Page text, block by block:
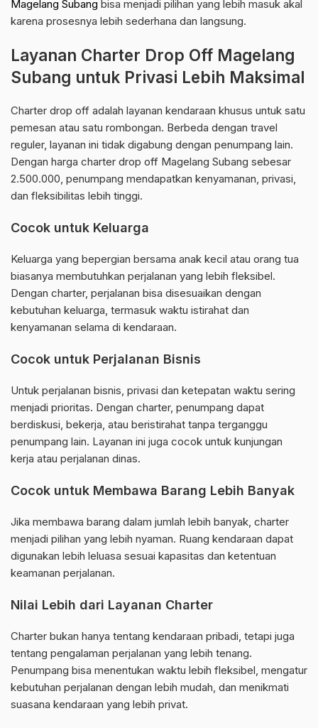
Magelang Subang bisa menjadi pilihan yang lebih masuk akal
karena prosesnya lebih sederhana dan langsung.
Layanan Charter Drop Off Magelang
Subang untuk Privasi Lebih Maksimal
Charter drop off adalah layanan kendaraan khusus untuk satu
pemesan atau satu rombongan. Berbeda dengan travel
reguler, layanan ini tidak digabung dengan penumpang lain.
Dengan harga charter drop off Magelang Subang sebesar
2.500.000, penumpang mendapatkan kenyamanan, privasi,
dan fleksibilitas lebih tinggi.
Cocok untuk Keluarga
Keluarga yang bepergian bersama anak kecil atau orang tua
biasanya membutuhkan perjalanan yang lebih fleksibel.
Dengan charter, perjalanan bisa disesuaikan dengan
kebutuhan keluarga, termasuk waktu istirahat dan
kenyamanan selama di kendaraan.
Cocok untuk Perjalanan Bisnis
Untuk perjalanan bisnis, privasi dan ketepatan waktu sering
menjadi prioritas. Dengan charter, penumpang dapat
berdiskusi, bekerja, atau beristirahat tanpa terganggu
penumpang lain. Layanan ini juga cocok untuk kunjungan
kerja atau perjalanan dinas.
Cocok untuk Membawa Barang Lebih Banyak
Jika membawa barang dalam jumlah lebih banyak, charter
menjadi pilihan yang lebih nyaman. Ruang kendaraan dapat
digunakan lebih leluasa sesuai kapasitas dan ketentuan
keamanan perjalanan.
Nilai Lebih dari Layanan Charter
Charter bukan hanya tentang kendaraan pribadi, tetapi juga
tentang pengalaman perjalanan yang lebih tenang.
Penumpang bisa menentukan waktu lebih fleksibel, mengatur
kebutuhan perjalanan dengan lebih mudah, dan menikmati
suasana kendaraan yang lebih privat.